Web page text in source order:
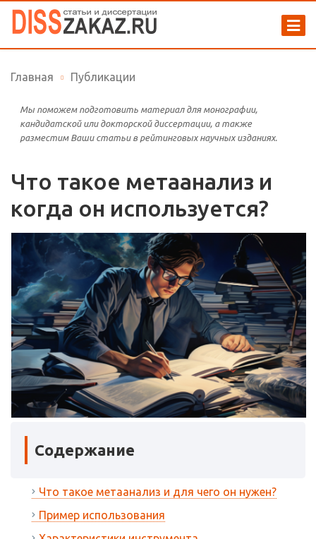
Главная Публикации
Мы поможем подготовить материал для монографии,
кандидатской или докторской диссертации, а также
разместим Ваши статьи в рейтинговых научных изданиях.
Что такое метаанализ и
когда он используется?
Содержание
Что такое метаанализ и для чего он нужен?
Пример использования